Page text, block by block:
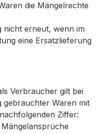
die Mängelrechte
nicht erneut, wenn im
eine Ersatzlieferung
Verbraucher gilt bei
Waren mit
Ziffer: